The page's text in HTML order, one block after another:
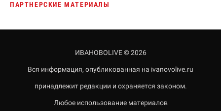
ПАРТНЕРСКИЕ МАТЕРИАЛЫ
ИВАНОВОLIVE © 2026
Вся информация, опубликованная на ivanovolive.ru
принадлежит редакции и охраняется законом.
Любое использование материалов